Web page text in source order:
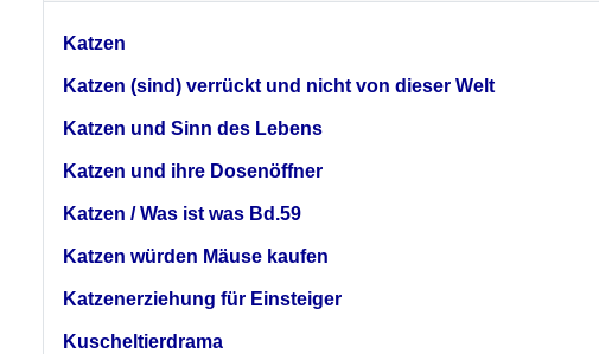
Katzen
Katzen (sind) verrückt und nicht von dieser Welt
Katzen und Sinn des Lebens
Katzen und ihre Dosenöffner
Katzen / Was ist was Bd.59
Katzen würden Mäuse kaufen
Katzenerziehung für Einsteiger
Kuscheltierdrama